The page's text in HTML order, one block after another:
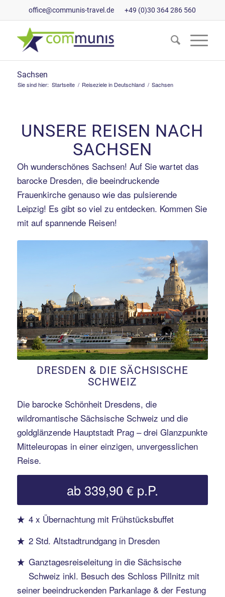
office@communis-travel.de +49 (0)30 364 286 560
Sachsen
Sie sind hier: Startseite / Reiseziele in Deutschland / Sachsen
UNSERE REISEN NACH
SACHSEN
Oh wunderschönes Sachsen! Auf Sie wartet das
barocke Dresden, die beeindruckende
Frauenkirche genauso wie das pulsierende
Leipzig! Es gibt so viel zu entdecken. Kommen Sie
mit auf spannende Reisen!
Erfahren Sie mehr!
DRESDEN & DIE SÄCHSISCHE
SCHWEIZ
Die barocke Schönheit Dresdens, die
wildromantische Sächsische Schweiz und die
goldglänzende Hauptstadt Prag – drei Glanzpunkte
Mitteleuropas in einer einzigen, unvergesslichen
Reise.
ab 339,90 € p.P.
4 x Übernachtung mit Frühstücksbuffet
2 Std. Altstadtrundgang in Dresden
Ganztagesreiseleitung in die Sächsische
Schweiz inkl. Besuch des Schloss Pillnitz mit
seiner beeindruckenden Parkanlage & der Festung